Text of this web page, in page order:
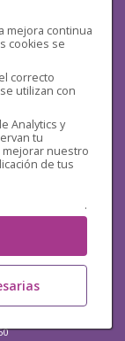
mejora continua
cookies se
correcto
utilizan con
Analytics y
tu
mejorar nuestro
de tus
.